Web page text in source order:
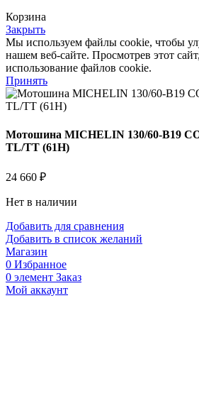
Корзина
Закрыть
Мы используем файлы cookie, чтобы
нашем веб-сайте. Просмотрев этот
использование файлов cookie.
Принять
Мотошина MICHELIN 130/60-B19
TL/TT (61H)
24 660 ₽
Нет в наличии
Добавить для сравнения
Добавить в список желаний
Магазин
0 Избранное
0 элемент Заказ
Мой аккаунт